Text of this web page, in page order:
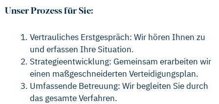
Unser Prozess für Sie:
Vertrauliches Erstgespräch: Wir hören Ihnen zu
und erfassen Ihre Situation.
Strategieentwicklung: Gemeinsam erarbeiten wir
einen maßgeschneiderten Verteidigungsplan.
Umfassende Betreuung: Wir begleiten Sie durch
das gesamte Verfahren.